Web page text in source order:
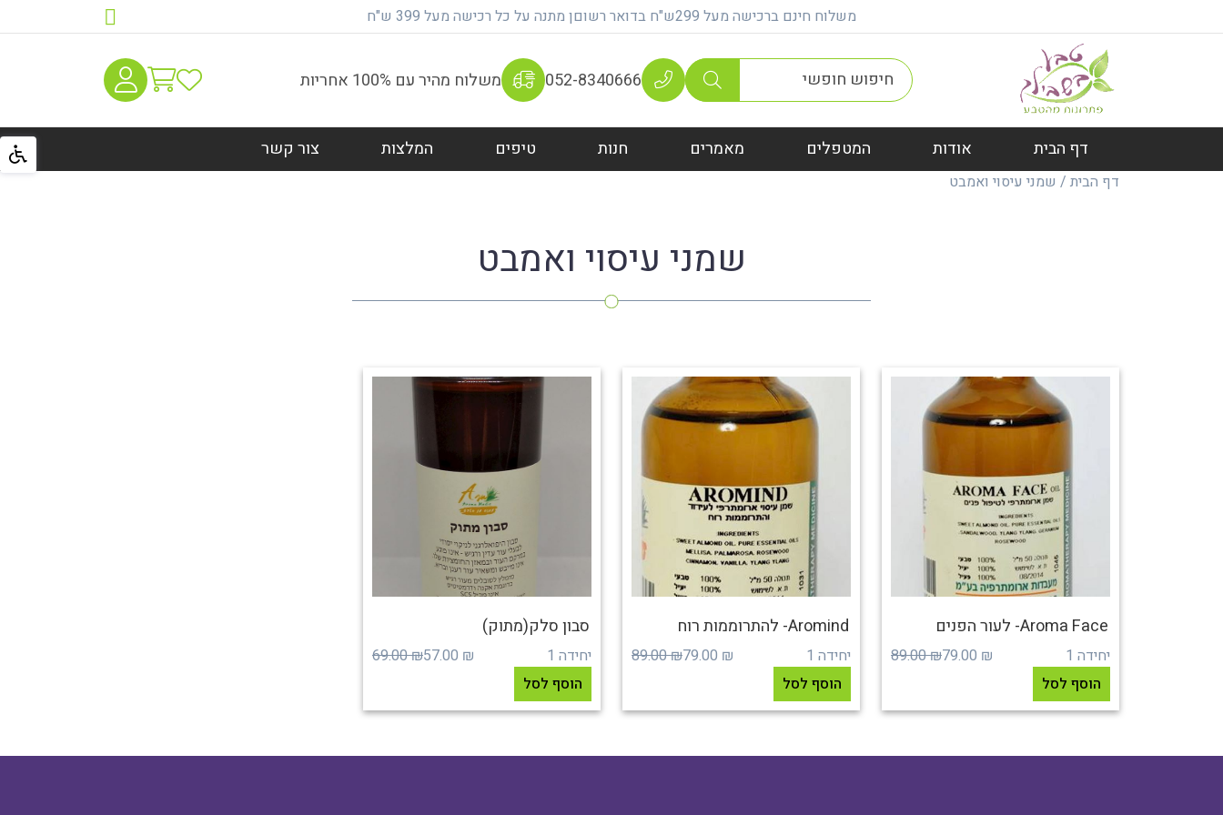
משלוח חינם ברכישה מעל 299ש"ח בדואר רשוםן מתנה על כל רכישה מעל 399 ש"ח
052-8340666 משלוח מהיר עם 100% אחריות
דף הבית אודות המטפלים מאמרים חנות טיפים המלצות צור קשר
דף הבית / שמני עיסוי ואמבט
שמני עיסוי ואמבט
Aroma Face- לעור הפנים
יחידה 1 ₪ 79.00
₪ 89.00
הוסף לסל
Aromind- להתרוממות רוח
יחידה 1 ₪ 79.00
₪ 89.00
הוסף לסל
סבון סלק(מתוק)
יחידה 1 ₪ 57.00
₪ 69.00
הוסף לסל